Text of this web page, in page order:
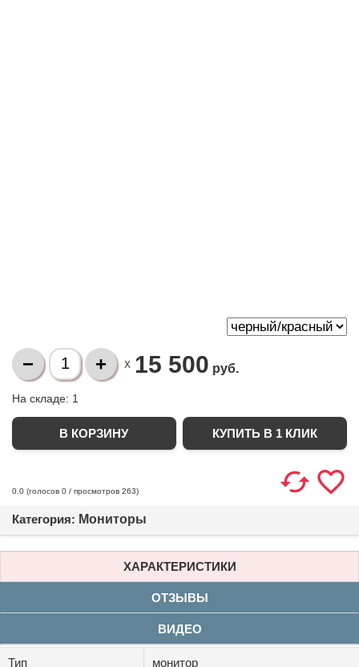
X 15 500 руб.
На складе: 1
КУПИТЬ В 1 КЛИК
0.0 (голосов 0 / просмотров 263)
Категория: Мониторы
ХАРАКТЕРИСТИКИ
ОТЗЫВЫ
ВИДЕО
Тип монитор